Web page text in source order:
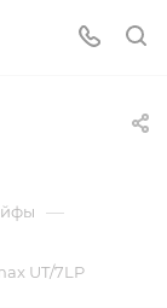
—
UT/7LP